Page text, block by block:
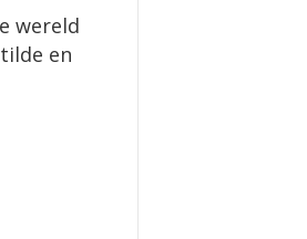
wereld
en